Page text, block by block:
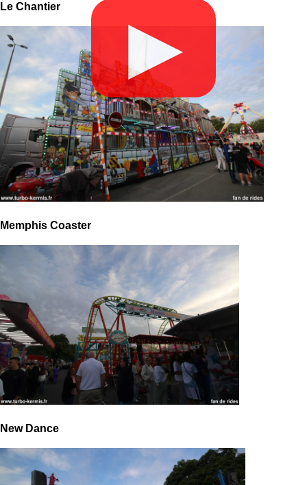
▶
Le Chantier
Memphis Coaster
New Dance